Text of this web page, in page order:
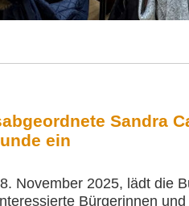
Sandra
ein
November 2025, lädt die
Bürgerinnen